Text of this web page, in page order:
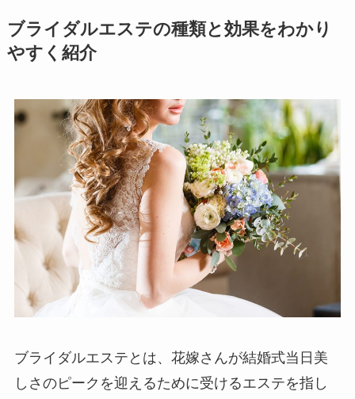
ブライダルエステの種類と効果をわかり
やすく紹介
ブライダルエステとは、花嫁さんが結婚式当日美
しさのピークを迎えるために受けるエステを指し